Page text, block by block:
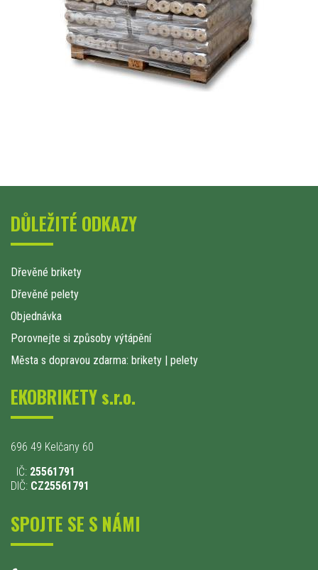
DŮLEŽITÉ ODKAZY
Dřevěné brikety
Dřevěné pelety
Objednávka
Porovnejte si způsoby výtápění
Města s dopravou zdarma: brikety | pelety
EKOBRIKETY s.r.o.
696 49 Kelčany 60
IČ: 25561791
DIČ: CZ25561791
SPOJTE SE S NÁMI